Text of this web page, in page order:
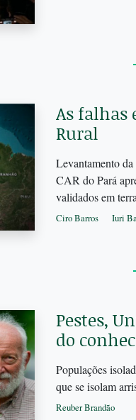
As falhas
Rural
Levantamento
CAR do Pará
validados em
Ciro Barros Iuri
Pestes,
do
Populações
que se isolam
Reuber Brandão